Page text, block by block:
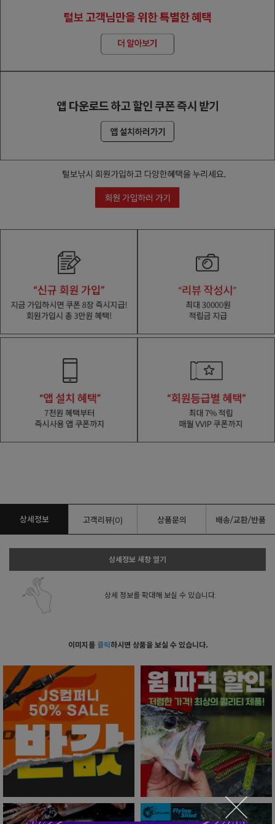
상세정보 고객리뷰(0) 상품문의 배송/교환/반품
상세정보 새창 열기
상세 정보를 확대해 보실 수 있습니다.
이미지를 클릭하시면 상품을 보실 수 있습니다.